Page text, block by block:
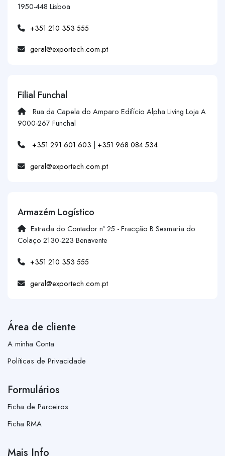
1950-448 Lisboa
+351 210 353 555
geral@exportech.com.pt
Filial Funchal
Rua da Capela do Amparo Edifício Alpha Living Loja A
9000-267 Funchal
+351 291 601 603 | +351 968 084 534
geral@exportech.com.pt
Armazém Logístico
Estrada do Contador nº 25 - Fracção B Sesmaria do
Colaço 2130-223 Benavente
+351 210 353 555
geral@exportech.com.pt
Área de cliente
A minha Conta
Políticas de Privacidade
Formulários
Ficha de Parceiros
Ficha RMA
Mais Info